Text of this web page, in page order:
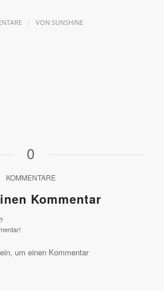
/ VON SUNSHINE
0
KOMMENTARE
Kommentar
um einen Kommentar